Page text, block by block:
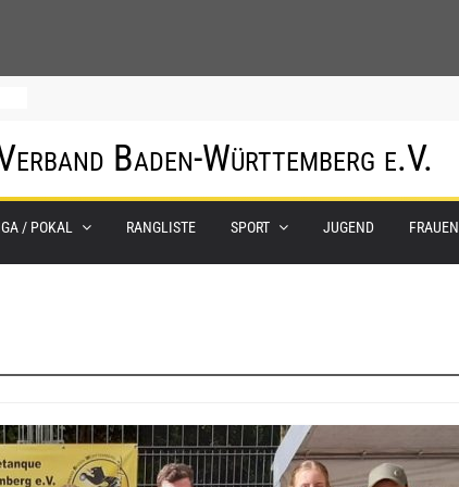
Baden-Württemberg e.V.
/ POKAL RANGLISTE SPORT JUGEND FRAUEN